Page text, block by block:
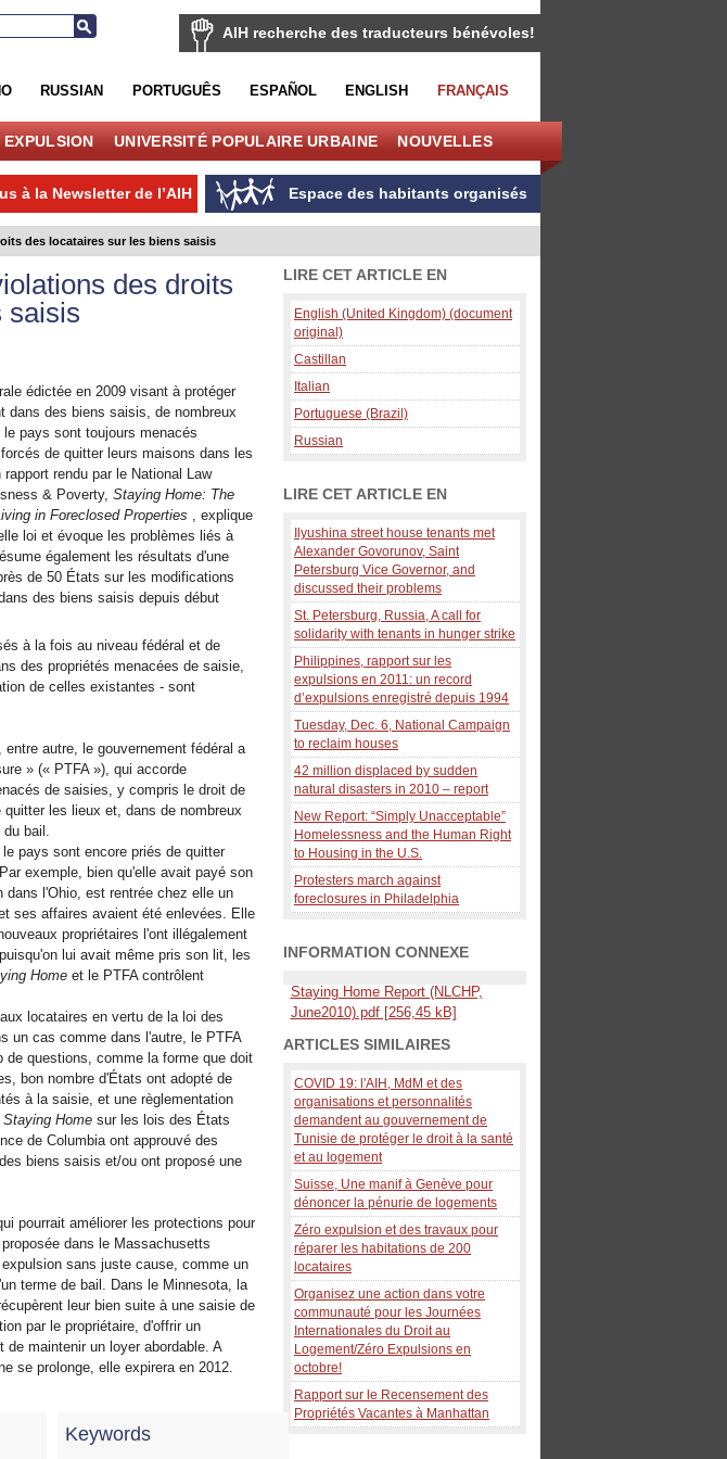
AIH recherche des traducteurs bénévoles!
RUSSIAN PORTUGUÊS ESPAÑOL ENGLISH FRANÇAIS
UNIVERSITÉ POPULAIRE URBAINE NOUVELLES
Espace des habitants organisés
à la Newsletter de l’AIH
des locataires sur les biens saisis
des droits
saisis
édictée en 2009 visant à protéger
dans des biens saisis, de nombreux
le pays sont toujours menacés
de quitter leurs maisons dans les
rendu par le National Law
& Poverty, Staying Home: The
in Foreclosed Properties , explique
loi et évoque les problèmes liés à
également les résultats d'une
de 50 États sur les modifications
des biens saisis depuis début
à la fois au niveau fédéral et de
des propriétés menacées de saisie,
de celles existantes - sont
autre, le gouvernement fédéral a
» (« PTFA »), qui accorde
de saisies, y compris le droit de
les lieux et, dans de nombreux
bail.
pays sont encore priés de quitter
exemple, bien qu'elle avait payé son
dans l'Ohio, est rentrée chez elle un
ses affaires avaient été enlevées. Elle
propriétaires l'ont illégalement
lui avait même pris son lit, les
Home et le PTFA contrôlent
locataires en vertu de la loi des
un cas comme dans l'autre, le PTFA
de questions, comme la forme que doit
bon nombre d'États ont adopté de
à la saisie, et une règlementation
Staying Home sur les lois des États
de Columbia ont approuvé des
biens saisis et/ou ont proposé une
pourrait améliorer les protections pour
dans le Massachusetts
sans juste cause, comme un
terme de bail. Dans le Minnesota, la
leur bien suite à une saisie de
par le propriétaire, d'offrir un
maintenir un loyer abordable. A
se prolonge, elle expirera en 2012.
Keywords
LIRE CET ARTICLE EN
English (United Kingdom) (document
original)
Castillan
Italian
Portuguese (Brazil)
Russian
LIRE CET ARTICLE EN
Ilyushina street house tenants met
Alexander Govorunov, Saint
Petersburg Vice Governor, and
discussed their problems
St. Petersburg, Russia, A call for
solidarity with tenants in hunger strike
Philippines, rapport sur les
expulsions en 2011: un record
d’expulsions enregistré depuis 1994
Tuesday, Dec. 6, National Campaign
to reclaim houses
42 million displaced by sudden
natural disasters in 2010 – report
New Report: “Simply Unacceptable”
Homelessness and the Human Right
to Housing in the U.S.
Protesters march against
foreclosures in Philadelphia
INFORMATION CONNEXE
Staying Home Report (NLCHP,
June2010).pdf [256,45 kB]
ARTICLES SIMILAIRES
COVID 19: l'AIH, MdM et des
organisations et personnalités
demandent au gouvernement de
Tunisie de protéger le droit à la santé
et au logement
Suisse, Une manif à Genève pour
dénoncer la pénurie de logements
Zéro expulsion et des travaux pour
réparer les habitations de 200
locataires
Organisez une action dans votre
communauté pour les Journées
Internationales du Droit au
Logement/Zéro Expulsions en
octobre!
Rapport sur le Recensement des
Propriétés Vacantes à Manhattan